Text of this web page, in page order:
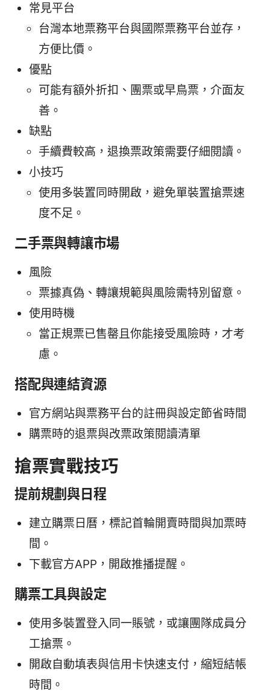
常見平台
台灣本地票務平台與國際票務平台並存，
方便比價。
優點
可能有額外折扣、團票或早鳥票，介面友
善。
缺點
手續費較高，退換票政策需要仔細閱讀。
小技巧
使用多裝置同時開啟，避免單裝置搶票速
度不足。
二手票與轉讓市場
風險
票據真偽、轉讓規範與風險需特別留意。
使用時機
當正規票已售罄且你能接受風險時，才考
慮。
搭配與連結資源
官方網站與票務平台的註冊與設定節省時間
購票時的退票與改票政策閱讀清單
搶票實戰技巧
提前規劃與日程
建立購票日曆，標記首輪開賣時間與加票時
間。
下載官方APP，開啟推播提醒。
購票工具與設定
使用多裝置登入同一賬號，或讓團隊成員分
工搶票。
開啟自動填表與信用卡快速支付，縮短結帳
時間。